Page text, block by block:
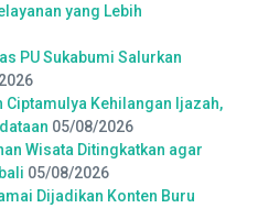
yang Lebih
PU Sukabumi Salurkan
Ciptamulya Kehilangan Ijazah,
05/08/2026
Wisata Ditingkatkan agar
05/08/2026
Dijadikan Konten Buru